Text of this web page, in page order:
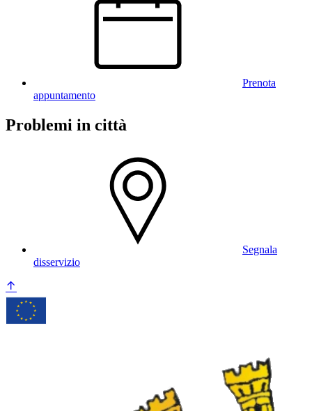
Prenota
appuntamento
Problemi in città
Segnala
disservizio